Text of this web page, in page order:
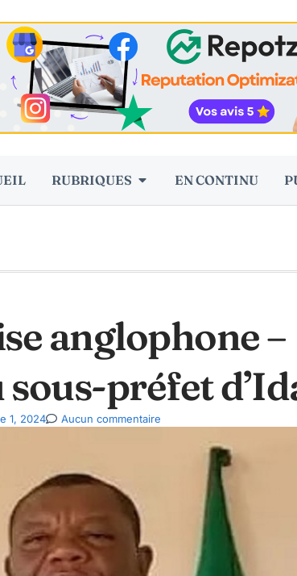
RUBRIQUES EN CONTINU
anglophone –
préfet
1, 2024 Aucun commentaire